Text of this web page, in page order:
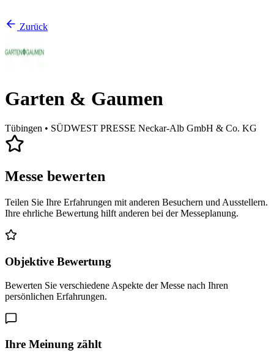
Zurück
Garten & Gaumen
Tübingen • SÜDWEST PRESSE Neckar-Alb GmbH & Co. KG
Messe bewerten
Teilen Sie Ihre Erfahrungen mit anderen Besuchern und Ausstellern.
Ihre ehrliche Bewertung hilft anderen bei der Messeplanung.
Objektive Bewertung
Bewerten Sie verschiedene Aspekte der Messe nach Ihren
persönlichen Erfahrungen.
Ihre Meinung zählt